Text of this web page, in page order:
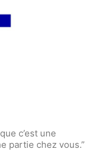
c’est une
partie chez vous.”